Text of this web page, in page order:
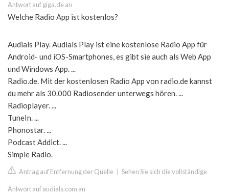
Antwort auf giga.de an
Welche Radio App ist kostenlos?
Audials Play. Audials Play ist eine kostenlose Radio App für​​​​​​
Android- und iOS-Smartphones, es gibt sie auch als Web App
und Windows App. ...
Radio.de. Mit der kostenlosen Radio App von radio.de kannst
du mehr als 30.000 Radiosender unterwegs hören. ...
Radioplayer. ...
TuneIn. ...
Phonostar. ...
Podcast Addict. ...
Simple Radio.
Antrag auf Entfernung der Quelle Sehen Sie sich die vollständige
Antwort auf audials.com an